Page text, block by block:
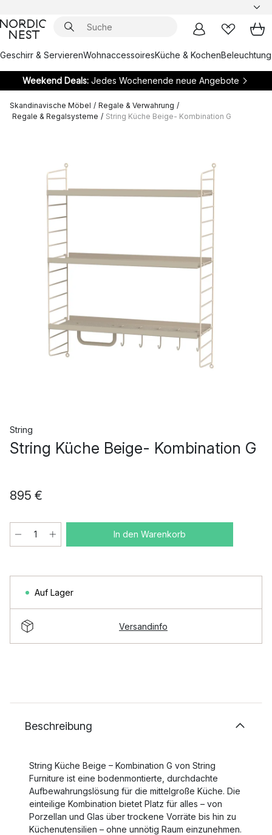
Geschirr & ServierenWohnaccessoiresKüche & KochenBeleuchtung
Weekend Deals:Jedes Wochenende neue Angebote
Skandinavische Möbel / Regale & Verwahrung /
Regale & Regalsysteme / String Küche Beige- Kombination G
String
String Küche Beige- Kombination G
895 €
In den Warenkorb
Auf Lager
Versandinfo
Beschreibung
String Küche Beige – Kombination G von String
Furniture ist eine bodenmontierte, durchdachte
Aufbewahrungslösung für die mittelgroße Küche. Die
einteilige Kombination bietet Platz für alles – von
Porzellan und Glas über trockene Vorräte bis hin zu
Küchenutensilien – ohne unnötig Raum einzunehmen.